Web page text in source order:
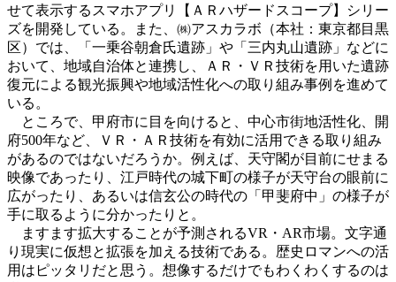
せて表示するスマホアプリ【ＡＲハザードスコープ】シリー
ズを開発している。また、㈱アスカラボ（本社：東京都目黒
区）では、「一乗谷朝倉氏遺跡」や「三内丸山遺跡」などに
おいて、地域自治体と連携し、ＡＲ・ＶＲ技術を用いた遺跡
復元による観光振興や地域活性化への取り組み事例を進めて
いる。
ところで、甲府市に目を向けると、中心市街地活性化、開
府500年など、ＶＲ・ＡＲ技術を有効に活用できる取り組み
があるのではないだろうか。例えば、天守閣が目前にせまる
映像であったり、江戸時代の城下町の様子が天守台の眼前に
広がったり、あるいは信玄公の時代の「甲斐府中」の様子が
手に取るように分かったりと。
ますます拡大することが予測されるVR・AR市場。文字通
り現実に仮想と拡張を加える技術である。歴史ロマンへの活
用はピッタリだと思う。想像するだけでもわくわくするのは